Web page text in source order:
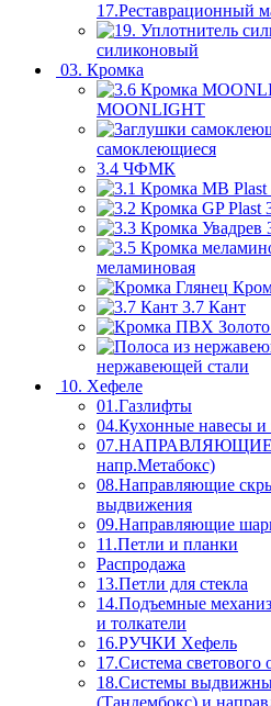
17.Реставрационный
силиконовый
03. Кромка
MOONLIGHT
самоклеющиеся
3.4 ЧФМК
меламиновая
3.7 Кант
нержавеющей стали
10. Хефеле
01.Газлифты
04.Кухонные навесы и
07.НАПРАВЛЯЮЩИЕ
напр.Метабокс)
08.Направляющие
выдвижения
09.Направляющие
11.Петли и планки
Распродажа
13.Петли для стекла
14.Подъемные
и толкатели
16.РУЧКИ Хефель
17.Система
18.Системы